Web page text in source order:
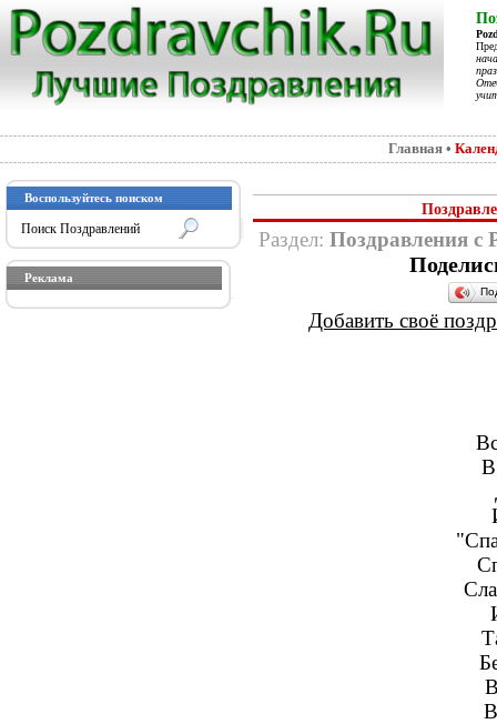
Главная •
Воспользуйтесь поиском
Реклама
Раздел: Поздравления с
Добавить своё
В